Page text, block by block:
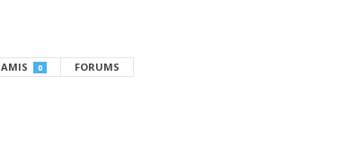
AMIS 0 FORUMS